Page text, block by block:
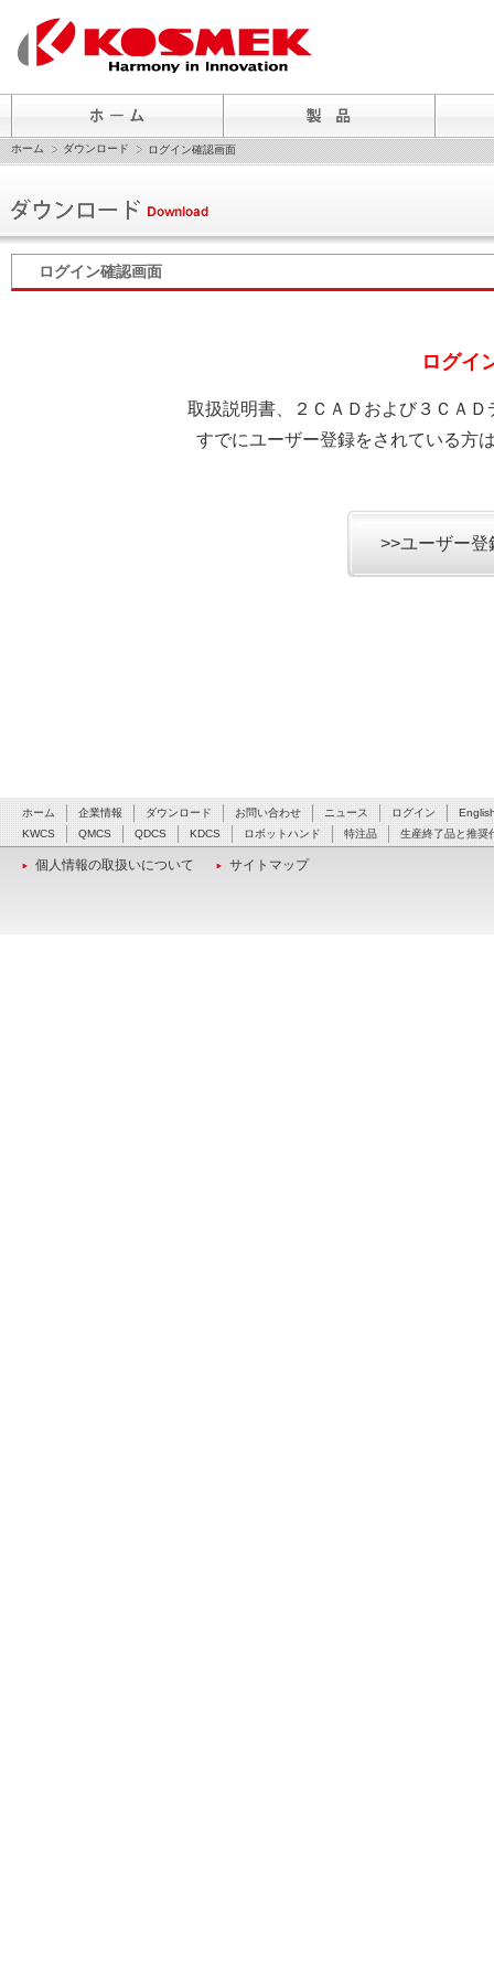
ホーム ダウンロード ログイン確認画面
ログイン確認画面
ログイ
取扱説明書、２ＣＡＤおよび３ＣＡ
すでにユーザー登録をされている方
>>ユーザー
ホーム 企業情報 ダウンロード お問い合わせ ニュース ログイン
KWCS
QMCS QDCS KDCS ロボットハンド 特注品 生産終了品と推奨
個人情報の取扱いについて サイトマップ